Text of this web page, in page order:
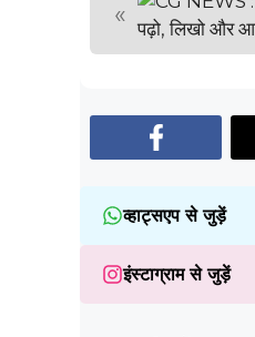
«
व्हाट्सएप से जुड़ें
इंस्टाग्राम से जुड़ें